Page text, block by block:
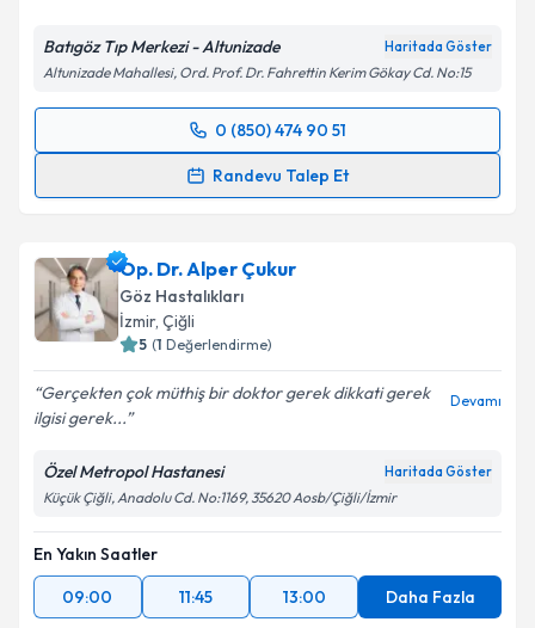
Batıgöz Tıp Merkezi - Altunizade Haritada Göster
Altunizade Mahallesi, Ord. Prof. Dr. Fahrettin Kerim Gökay Cd. No:15
0 (850) 474 90 51
Randevu Talep Et
Randevu Takvimi Talebi
takvim hazırlandığında e-posta ile bilgilendireceğiz.
E-posta Adresiniz
kapsamda işlenmesini kabul ediyorum.
Op. Dr. Alper Çukur
Göz Hastalıkları
İzmir, Çiğli
5 (1 Değerlendirme)
Gerçekten çok müthiş bir doktor gerek dikkati gerek
ilgisi gerek...
Devamı
Özel Metropol Hastanesi Haritada Göster
Küçük Çiğli, Anadolu Cd. No:1169, 35620 Aosb/Çiğli/İzmir
En Yakın Saatler
09:00
11:45 13:00 Daha Fazla